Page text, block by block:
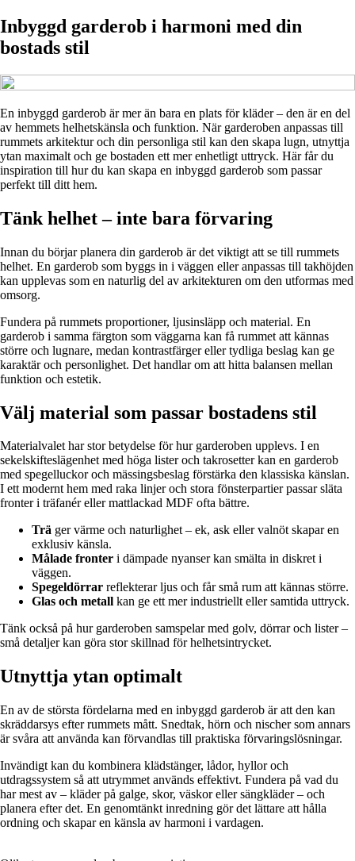
Inbyggd garderob i harmoni med din
bostads stil
En inbyggd garderob är mer än bara en plats för kläder – den är en del
av hemmets helhetskänsla och funktion. När garderoben anpassas till
rummets arkitektur och din personliga stil kan den skapa lugn, utnyttja
ytan maximalt och ge bostaden ett mer enhetligt uttryck. Här får du
inspiration till hur du kan skapa en inbyggd garderob som passar
perfekt till ditt hem.
Tänk helhet – inte bara förvaring
Innan du börjar planera din garderob är det viktigt att se till rummets
helhet. En garderob som byggs in i väggen eller anpassas till takhöjden
kan upplevas som en naturlig del av arkitekturen om den utformas med
omsorg.
Fundera på rummets proportioner, ljusinsläpp och material. En
garderob i samma färgton som väggarna kan få rummet att kännas
större och lugnare, medan kontrastfärger eller tydliga beslag kan ge
karaktär och personlighet. Det handlar om att hitta balansen mellan
funktion och estetik.
Välj material som passar bostadens stil
Materialvalet har stor betydelse för hur garderoben upplevs. I en
sekelskifteslägenhet med höga lister och takrosetter kan en garderob
med spegelluckor och mässingsbeslag förstärka den klassiska känslan.
I ett modernt hem med raka linjer och stora fönsterpartier passar släta
fronter i träfanér eller mattlackad MDF ofta bättre.
Trä ger värme och naturlighet – ek, ask eller valnöt skapar en
exklusiv känsla.
Målade fronter i dämpade nyanser kan smälta in diskret i
väggen.
Spegeldörrar reflekterar ljus och får små rum att kännas större.
Glas och metall kan ge ett mer industriellt eller samtida uttryck.
Tänk också på hur garderoben samspelar med golv, dörrar och lister –
små detaljer kan göra stor skillnad för helhetsintrycket.
Utnyttja ytan optimalt
En av de största fördelarna med en inbyggd garderob är att den kan
skräddarsys efter rummets mått. Snedtak, hörn och nischer som annars
är svåra att använda kan förvandlas till praktiska förvaringslösningar.
Invändigt kan du kombinera klädstänger, lådor, hyllor och
utdragssystem så att utrymmet används effektivt. Fundera på vad du
har mest av – kläder på galge, skor, väskor eller sängkläder – och
planera efter det. En genomtänkt inredning gör det lättare att hålla
ordning och skapar en känsla av harmoni i vardagen.